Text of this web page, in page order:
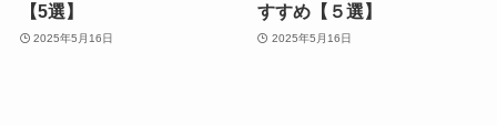
【5選】
2025年5月16日
すすめ【５選】
2025年5月16日